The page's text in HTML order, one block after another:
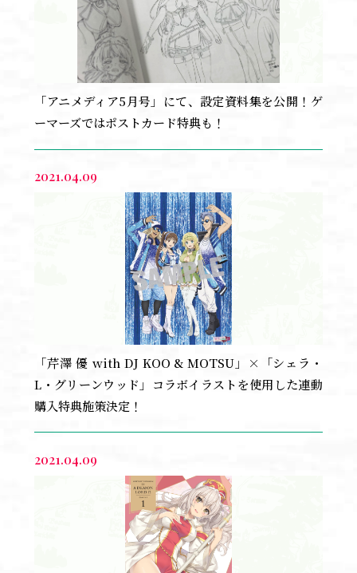
HOME
NEWS
ONAIR & STREAMING
STAFF & CAST
STORY
CHARACTER
MOVIE
MUSIC
Blu-ray
BOOKS
GOODS
OFFICIAL TWITTER
「アニメディア5月号」にて、設定資料集を公開！ゲ
ーマーズではポストカード特典も！
2021.04.09
「芹澤 優 with DJ KOO & MOTSU」×「シェラ・
L・グリーンウッド」コラボイラストを使用した連動
購入特典施策決定！
2021.04.09